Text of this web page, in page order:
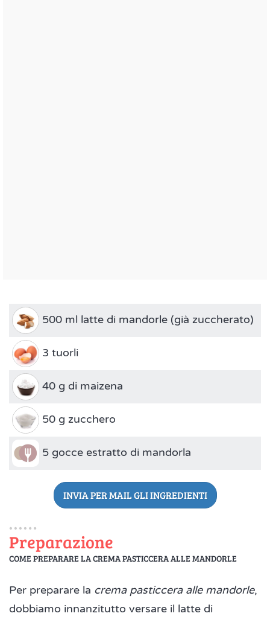
500 ml latte di mandorle (già zuccherato)
3 tuorli
40 g di maizena
50 g zucchero
5 gocce estratto di mandorla
INVIA PER MAIL GLI INGREDIENTI
Preparazione
COME PREPARARE LA CREMA PASTICCERA ALLE MANDORLE
Per preparare la crema pasticcera alle mandorle,
dobbiamo innanzitutto versare il latte di